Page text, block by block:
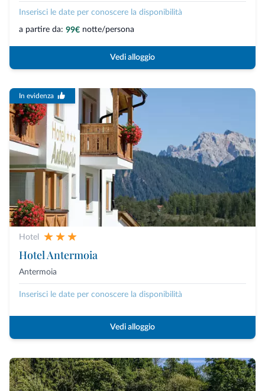
Inserisci le date per conoscere la disponibilità
a partire da: 99€ notte/persona
Vedi alloggio
In evidenza
Hotel
Hotel Antermoia
Antermoia
Inserisci le date per conoscere la disponibilità
Vedi alloggio